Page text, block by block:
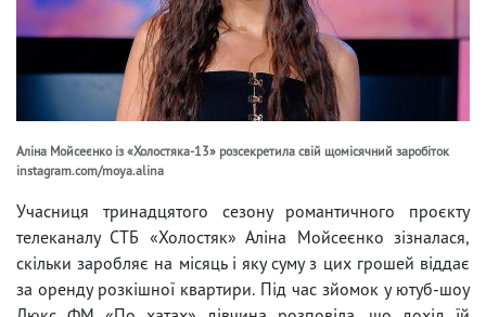
Аліна Мойсеєнко із «Холостяка-13» розсекретила свій щомісячний заробіток
instagram.com/moya.alina
Учасниця тринадцятого сезону романтичного проєкту
телеканалу СТБ «Холостяк» Аліна Мойсеєнко зізналася,
скільки заробляє на місяць і яку суму з цих грошей віддає
за оренду розкішної квартири. Під час зйомок у ютуб-шоу